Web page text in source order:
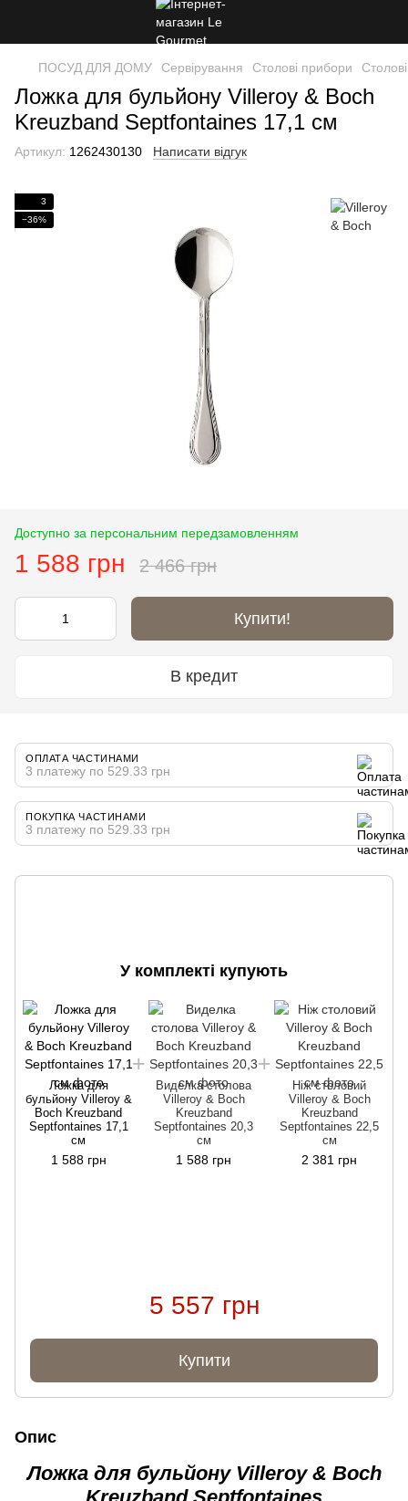
ПОСУД ДЛЯ ДОМУ Сервірування Столові прибори
Ложка для бульйону Villeroy & Boch
Kreuzband Septfontaines 17,1 см
Артикул: 1262430130 Написати відгук
3
−36%
Доступно за персональним передзамовленням
1 588 грн 2 466 грн
Купити!
В кредит
ОПЛАТА ЧАСТИНАМИ
3 платежу по 529.33 грн
ПОКУПКА ЧАСТИНАМИ
3 платежу по 529.33 грн
У комплекті купують
Ложка для
бульйону Villeroy &
Boch Kreuzband
Septfontaines 17,1
см
1 588 грн
Виделка столова
Villeroy & Boch
Kreuzband
Septfontaines 20,3
см
1 588 грн
Ніж столовий
Villeroy & Boch
Kreuzband
Septfontaines 22,5
см
2 381 грн
5 557 грн
Купити
Опис
Ложка для бульйону Villeroy & Boch